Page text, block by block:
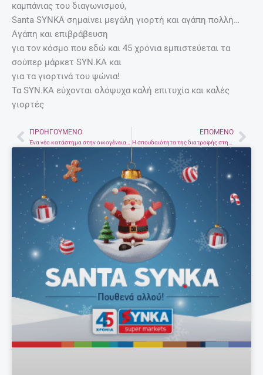
καμπάνιας του διαγωνισμού,
Santa SYNKA σημαίνει μεγάλη γιορτή και αγάπη πολλή…
Αγάπη και επιβράβευση
για τον κόσμο που εδώ και 45 χρόνια εμπιστεύεται τα
σούπερ μάρκετ SYN.KA και
για τα γιορτινά του ψώνια!
Τα SYN.KA εύχονται ολόψυχα καλή επιτυχία και καλές
γιορτές
Prev
ΠΡΟΗΓΟΎΜΕΝΟ ΕΠΌΜΕΝΟ